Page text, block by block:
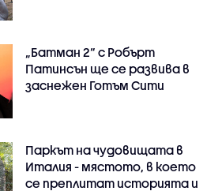
„Батман 2“ с Робърт
Патинсън ще се развива в
заснежен Готъм Сити
Паркът на чудовищата в
Италия - мястото, в което
се преплитат историята и